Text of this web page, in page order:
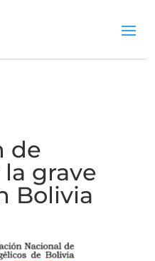
de
grave
Bolivia